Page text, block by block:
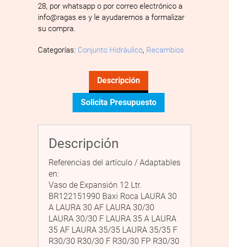
28, por whatsapp o por correo electrónico a
info@ragas.es y le ayudaremos a formalizar
su compra.
Categorías: Conjunto Hidráulico, Recambios
Descripción
Solicita Presupuesto
Descripción
Referencias del artículo / Adaptables
en:
Vaso de Expansión 12 Ltr.
BR122151990 Baxi Roca LAURA 30
A LAURA 30 AF LAURA 30/30
LAURA 30/30 F LAURA 35 A LAURA
35 AF LAURA 35/35 LAURA 35/35 F
R30/30 R30/30 F R30/30 FP R30/30